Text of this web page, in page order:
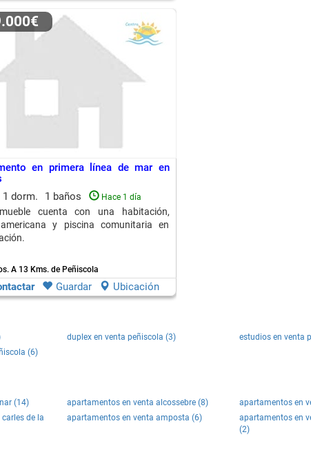
en primera línea de mar en
1 dorm. 1 baños Hace 1 día
cuenta con una habitación,
y piscina comunitaria en
A 13 Kms. de Peñiscola
Guardar Ubicación
duplex en venta peñiscola (3) estudios en venta
(6)
(14) apartamentos en venta alcossebre (8) apartamentos en
de la
apartamentos en venta amposta (6)
apartamentos en
(2)